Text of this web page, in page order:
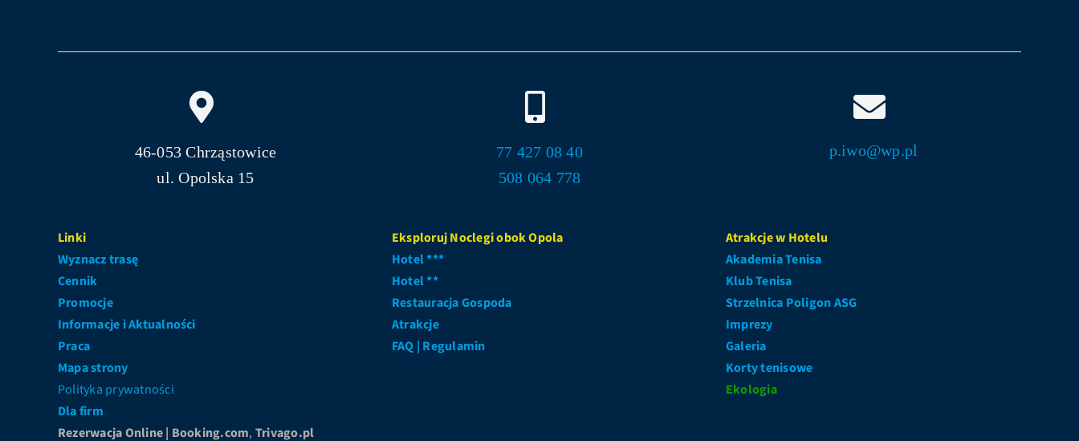
46-053 Chrząstowice
ul. Opolska 15
77 427 08 40
508 064 778
p.iwo@wp.pl
Linki
Wyznacz trasę
Cennik
Promocje
Informacje i Aktualności
Praca
Mapa strony
Polityka prywatności
Dla firm
Rezerwacja Online | Booking.com, Trivago.pl
Eksploruj Noclegi obok Opola
Hotel ***
Hotel **
Restauracja Gospoda
Atrakcje
FAQ | Regulamin
Atrakcje w Hotelu
Akademia Tenisa
Klub Tenisa
Strzelnica Poligon ASG
Imprezy
Galeria
Korty tenisowe
Ekologia